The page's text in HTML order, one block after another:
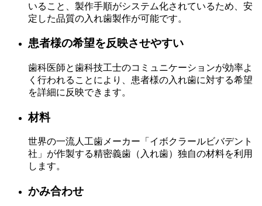
いること、製作手順がシステム化されているため、安
定した品質の入れ歯製作が可能です。
患者様の希望を反映させやすい
歯科医師と歯科技工士のコミュニケーションが効率よ
く行われることにより、患者様の入れ歯に対する希望
を詳細に反映できます。
材料
世界の一流人工歯メーカー「イボクラールビバデント
社」が作製する精密義歯（入れ歯）独自の材料を利用
します。
かみ合わせ